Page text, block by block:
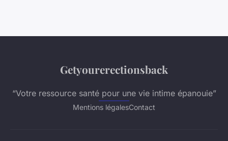
Getyourerectionsback
“Votre ressource santé pour une vie intime épanouie”
Mentions légalesContact